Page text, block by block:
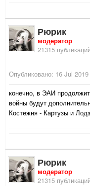
Рюрик
модератор
21315
Опубликовано: 16 Jul 2019
конечно, в ЭАИ
войны будут
Костежня - Картузы и
Рюрик
модератор
21315